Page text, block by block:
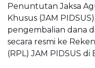
Penuntutan Jaksa
Khusus (JAM
pengembalian dana
secara resmi ke
(RPL) JAM PIDSUS di